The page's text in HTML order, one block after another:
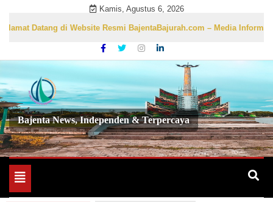
Kamis, Agustus 6, 2026
Datang di Website Resmi BajentaBajurah.com – Media Informasi
Bajenta News, Independen & Terpercaya
Toggle
navigation